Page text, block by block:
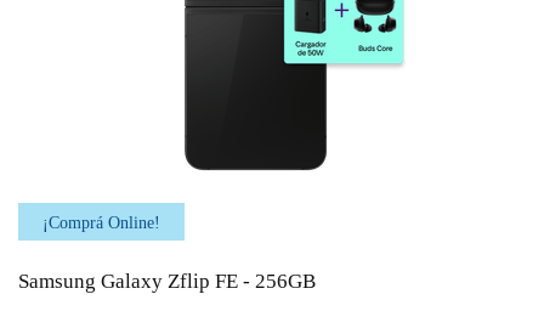
¡Comprá Online!
Samsung Galaxy Zflip FE - 256GB